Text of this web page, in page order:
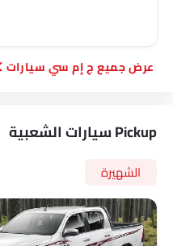
ج إم سي سيارات
Pickup سيارات الشعبية
الشهيرة